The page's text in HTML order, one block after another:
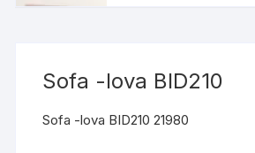
Sofa -lova BID210
Sofa -lova BID210 21980